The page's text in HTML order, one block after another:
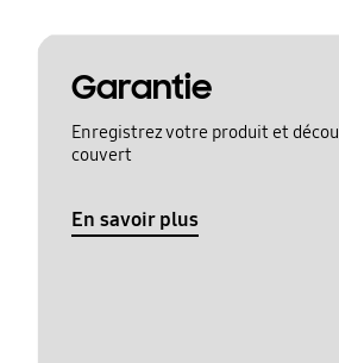
Garantie
Enregistrez votre produit et
couvert
En savoir plus